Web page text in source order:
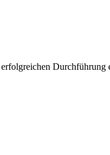
Durchführung